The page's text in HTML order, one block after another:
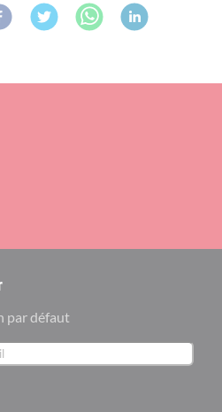
par défaut